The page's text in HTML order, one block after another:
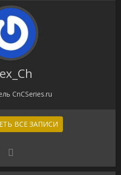
CnCSeries.ru
ВСЕ ЗАПИСИ